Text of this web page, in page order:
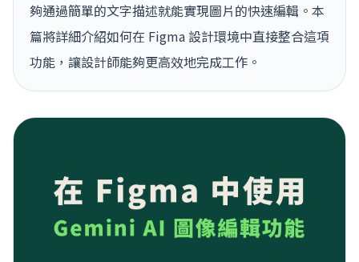
夠通過簡單的文字描述就能實現圖片的快速編輯。本
篇將詳細介紹如何在 Figma 設計環境中直接整合這項
功能，讓設計師能夠更高效地完成工作。